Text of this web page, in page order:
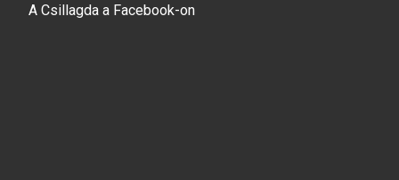
A Csillagda a Facebook-on